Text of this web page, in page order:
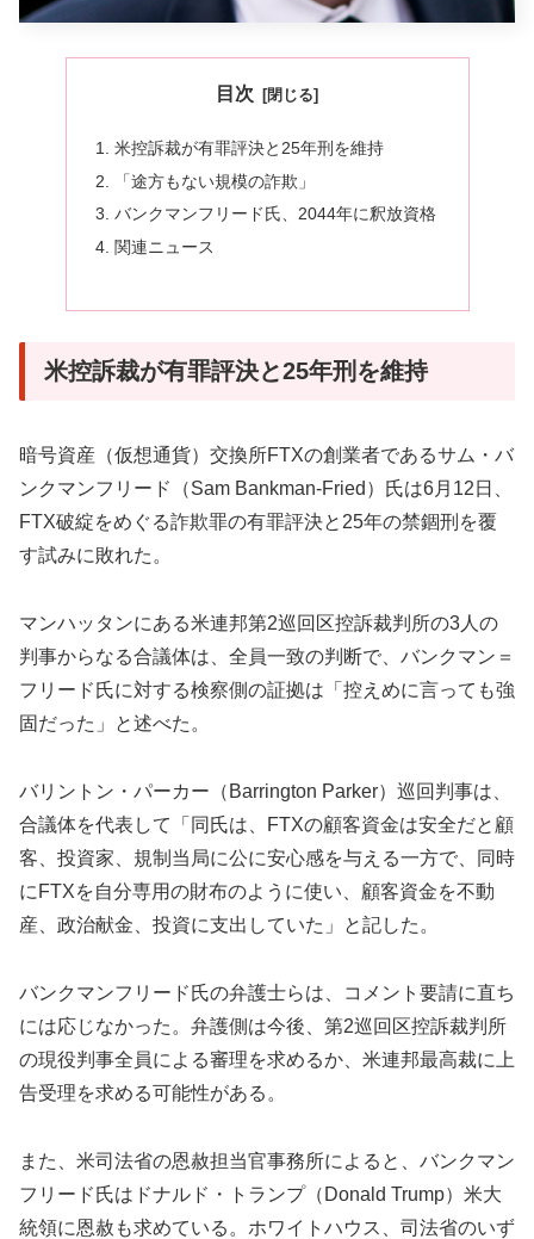
目次
米控訴裁が有罪評決と25年刑を維持
「途方もない規模の詐欺」
バンクマンフリード氏、2044年に釈放資格
関連ニュース
米控訴裁が有罪評決と25年刑を維持
暗号資産（仮想通貨）交換所FTXの創業者であるサム・バ
ンクマンフリード（Sam Bankman-Fried）氏は6月12日、
FTX破綻をめぐる詐欺罪の有罪評決と25年の禁錮刑を覆
す試みに敗れた。
マンハッタンにある米連邦第2巡回区控訴裁判所の3人の
判事からなる合議体は、全員一致の判断で、バンクマン＝
フリード氏に対する検察側の証拠は「控えめに言っても強
固だった」と述べた。
バリントン・パーカー（Barrington Parker）巡回判事は、
合議体を代表して「同氏は、FTXの顧客資金は安全だと顧
客、投資家、規制当局に公に安心感を与える一方で、同時
にFTXを自分専用の財布のように使い、顧客資金を不動
産、政治献金、投資に支出していた」と記した。
バンクマンフリード氏の弁護士らは、コメント要請に直ち
には応じなかった。弁護側は今後、第2巡回区控訴裁判所
の現役判事全員による審理を求めるか、米連邦最高裁に上
告受理を求める可能性がある。
また、米司法省の恩赦担当官事務所によると、バンクマン
フリード氏はドナルド・トランプ（Donald Trump）米大
統領に恩赦も求めている。ホワイトハウス、司法省のいず